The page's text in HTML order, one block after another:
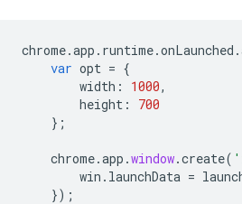
chrome.app . runtime.onLaunched .
var opt = {
width : 1000,
height :
700
};
chrome.app .window.create(
win . launchData =
});